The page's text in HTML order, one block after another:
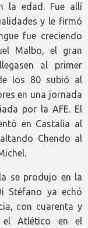
la edad. Fue allí
y le firmó
fue creciendo
Malbo, el gran
al primer
los 80 subió al
en una jornada
por la AFE. El
en Castalia al
Chendo al
se produjo en la
Stéfano ya echó
con cuarenta y
el Atlético en el